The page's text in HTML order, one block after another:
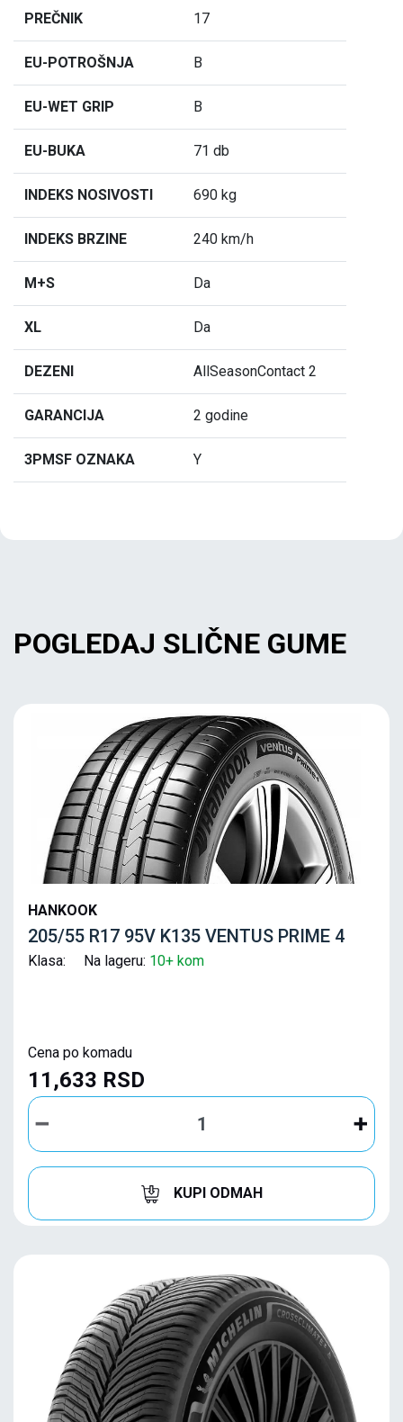
PREČNIK 17
EU-POTROŠNJA B
EU-WET GRIP B
EU-BUKA 71 db
INDEKS NOSIVOSTI 690 kg
INDEKS BRZINE 240 km/h
M+S Da
XL Da
DEZENI AllSeasonContact 2
GARANCIJA 2 godine
3PMSF OZNAKA Y
POGLEDAJ SLIČNE GUME
HANKOOK
205/55 R17 95V K135 VENTUS PRIME 4
Klasa: Na lageru: 10+ kom
Cena po komadu
11,633 RSD
KUPI ODMAH